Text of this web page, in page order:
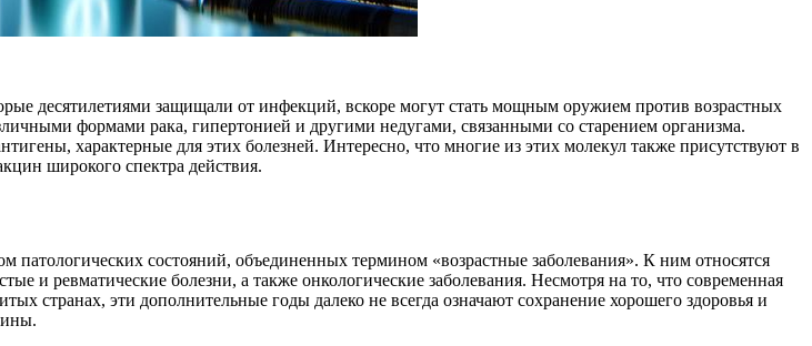
десятилетиями защищали от инфекций, вскоре могут стать мощным оружием против возрастных
формами рака, гипертонией и другими недугами, связанными со старением организма.
характерные для этих болезней. Интересно, что многие из этих молекул также присутствуют в
широкого спектра действия.
состояний, объединенных термином «возрастные заболевания». К ним относятся
и ревматические болезни, а также онкологические заболевания. Несмотря на то, что современная
странах, эти дополнительные годы далеко не всегда означают сохранение хорошего здоровья и